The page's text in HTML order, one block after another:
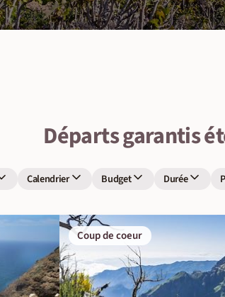
Départs garantis
Calendrier Budget Durée
Coup de coeur